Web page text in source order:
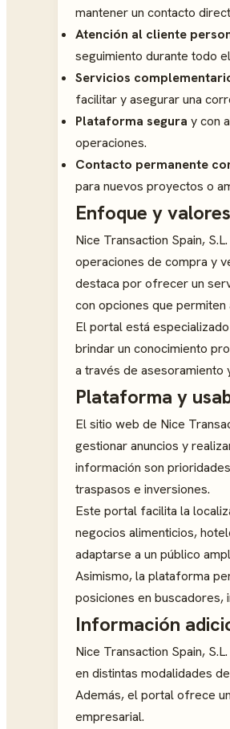
mantener un contacto
Atención al cliente
seguimiento durante todo
Servicios
facilitar y asegurar una
Plataforma segura y con
operaciones.
Contacto permanente
para nuevos proyectos o
Enfoque y valores
Nice Transaction Spain,
operaciones de compra y
destaca por ofrecer un
con opciones que
El portal está
brindar un conocimiento
a través de asesoramiento
Plataforma y
El sitio web de Nice
gestionar anuncios y
información son
traspasos e inversiones.
Este portal facilita la
negocios alimenticios,
adaptarse a un público
Asimismo, la plataforma
posiciones en buscadores,
Información
Nice Transaction Spain,
en distintas modalidades
Además, el portal ofrece
empresarial.